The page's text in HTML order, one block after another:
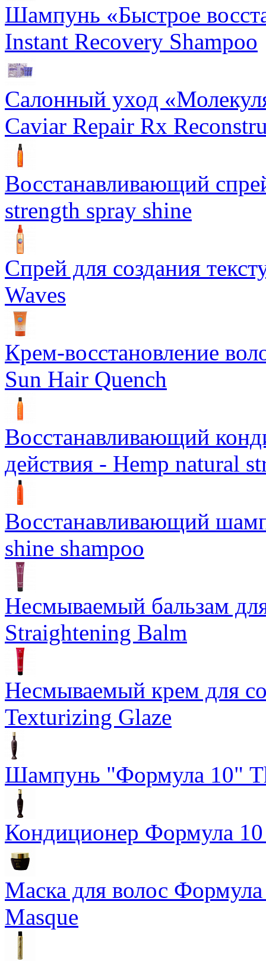
Шампунь «Быстрое
Instant Recovery Shampoo
Салонный уход
Caviar Repair Rx
Восстанавливающий
strength spray shine
Спрей для создания
Waves
Крем-восстановление
Sun Hair Quench
Восстанавливающий
действия - Hemp natural
Восстанавливающий
shine shampoo
Несмываемый бальзам
Straightening Balm
Несмываемый крем для
Texturizing Glaze
Шампунь "Формула 10"
Кондиционер Формула
Маска для волос
Masque